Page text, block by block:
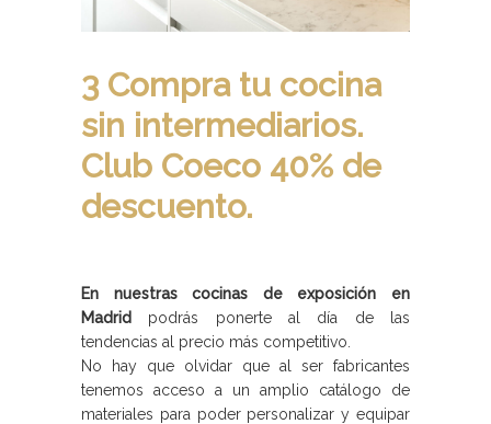
3 Compra tu cocina
sin intermediarios.
Club Coeco 40% de
descuento.
En nuestras cocinas de exposición en
Madrid
podrás ponerte al día de las
tendencias al precio más competitivo.
No hay que olvidar que al ser fabricantes
tenemos acceso a un amplio catálogo de
materiales para poder personalizar y equipar